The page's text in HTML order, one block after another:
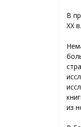
В
XX
из